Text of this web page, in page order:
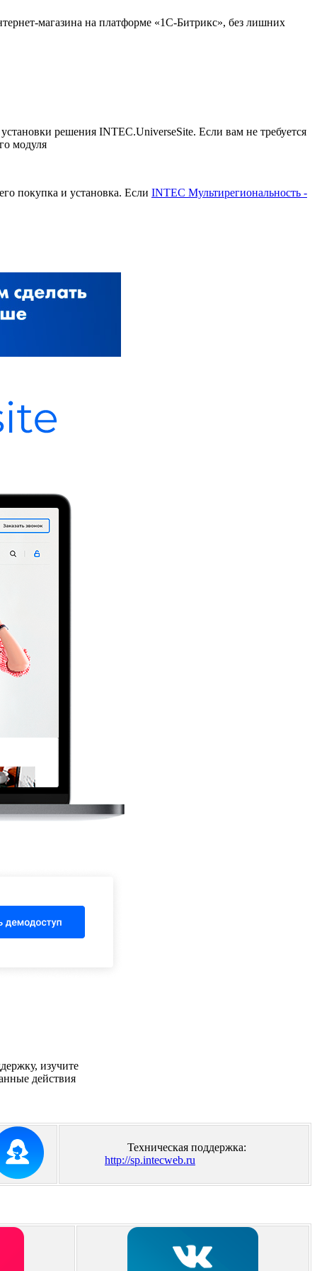
магазина на платформе «1С-Битрикс», без лишних
решения INTEC.UniverseSite. Если вам не требуется
модуля
покупка и установка. Если INTEC Мультирегиональность -
изучите
действия
Техническая поддержка:
http://sp.intecweb.ru